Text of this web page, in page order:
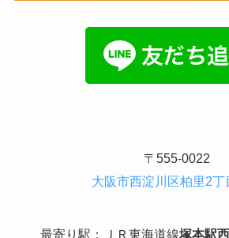
〒555-0022
大阪市西淀川区柏里2丁
最寄り駅：ＪＲ東海道線塚本駅